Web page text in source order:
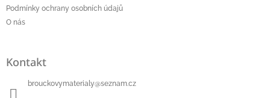
Podmínky ochrany osobních údajů
O nás
Kontakt
brouckovymaterialy@seznam.cz